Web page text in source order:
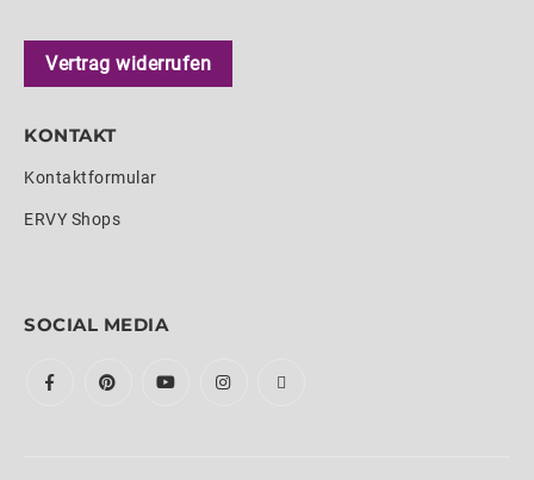
Vertrag widerrufen
KONTAKT
Kontaktformular
ERVY Shops
SOCIAL MEDIA